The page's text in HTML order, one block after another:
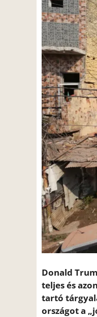
Donald
teljes és
tartó
országot a